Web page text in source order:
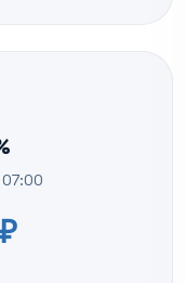
₽